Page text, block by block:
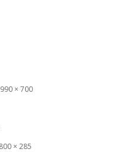
× 700
× 285